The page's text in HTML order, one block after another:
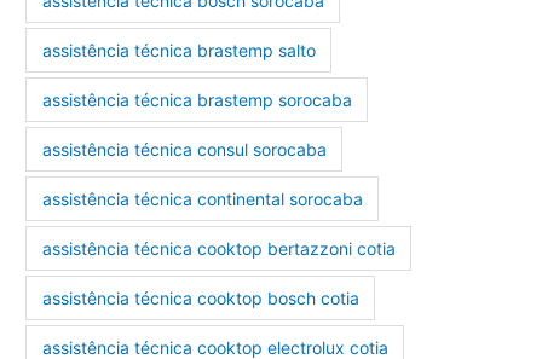
assistência técnica brastemp salto
assistência técnica brastemp sorocaba
assistência técnica consul sorocaba
assistência técnica continental sorocaba
assistência técnica cooktop bertazzoni cotia
assistência técnica cooktop bosch cotia
assistência técnica cooktop electrolux cotia